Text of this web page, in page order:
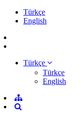
Türkçe
English
Türkçe
Türkçe
English